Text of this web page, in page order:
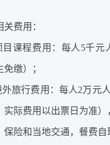
关费用：
目课程费用：每人5千元
缴）；
外旅行费用：每人2万元
实际费用以出票日为准
保险和当地交通，餐费自